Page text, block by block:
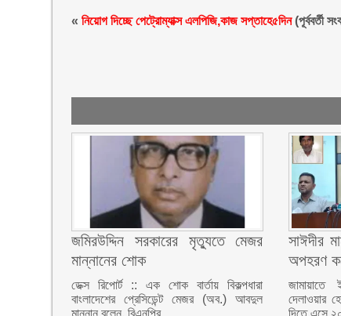
«নিয়োগ দিচ্ছে পেট্রোম্যাক্স এলপিজি,কাজ সপ্তাহে৫দিন(পূর্ববর্তী
জমিরউদ্দিন সরকারের মৃত্যুতে মেজর
মান্নানের শোক
ডেক্স রিপোর্ট :: এক শোক বার্তায় বিকল্পধারা
বাংলাদেশের প্রেসিডেন্ট মেজর (অব.) আবদুল
সাঈদীর
অপহরণ
জামায়াতে
দেলাওয়ার